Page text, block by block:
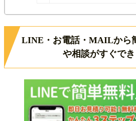
LINE・お電話・MAILから
や相談がすぐでき